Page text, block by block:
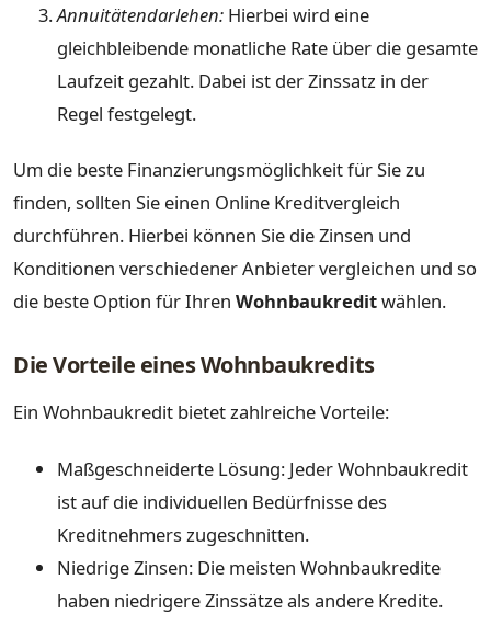
Annuitätendarlehen: Hierbei wird eine
gleichbleibende monatliche Rate über die gesamte
Laufzeit gezahlt. Dabei ist der Zinssatz in der
Regel festgelegt.
Um die beste Finanzierungsmöglichkeit für Sie zu
finden, sollten Sie einen Online Kreditvergleich
durchführen. Hierbei können Sie die Zinsen und
Konditionen verschiedener Anbieter vergleichen und so
die beste Option für Ihren Wohnbaukreditwählen.
Die Vorteile eines Wohnbaukredits
Ein Wohnbaukredit bietet zahlreiche Vorteile:
Maßgeschneiderte Lösung: Jeder Wohnbaukredit
ist auf die individuellen Bedürfnisse des
Kreditnehmers zugeschnitten.
Niedrige Zinsen: Die meisten Wohnbaukredite
haben niedrigere Zinssätze als andere Kredite.